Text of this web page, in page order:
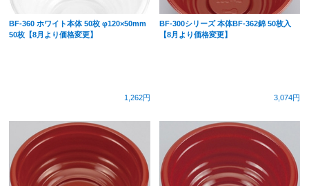
BF-360 ホワイト本体 50枚 φ120×50mm
50枚【8月より価格変更】
1,262円
BF-300シリーズ 本体BF-362錦 50枚入
【8月より価格変更】
3,074円